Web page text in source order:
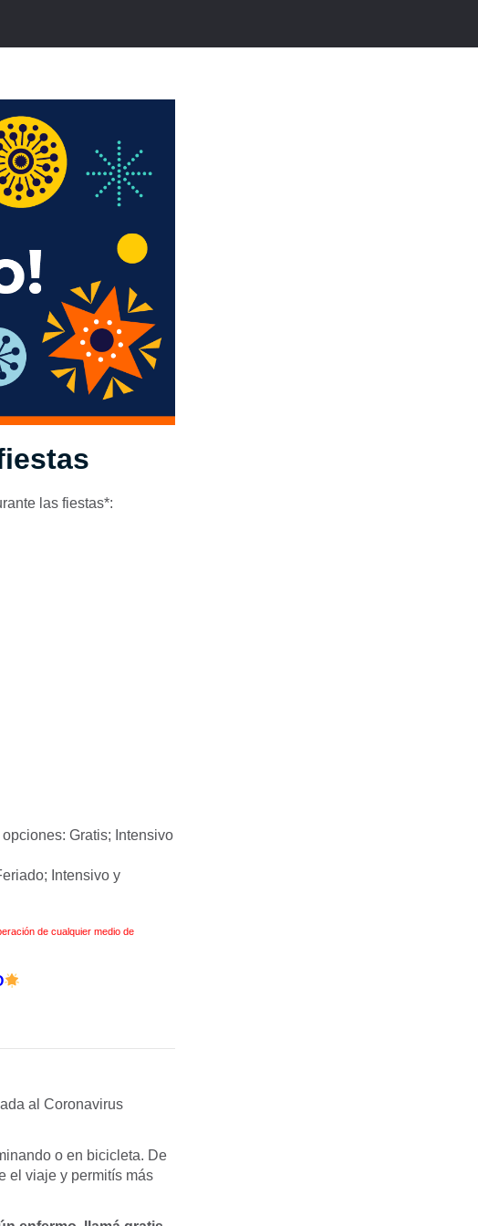
las fiestas*:
Gratis; Intensivo
Intensivo y
de cualquier medio de
al Coronavirus
o en bicicleta. De
el viaje y permitís más